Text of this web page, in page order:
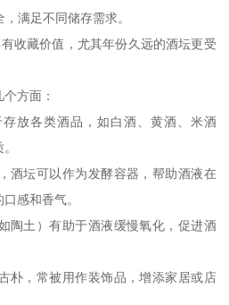
满足不同储存需求。
收藏价值，尤其年份久远的酒坛更受
方面：
放各类酒品，如白酒、黄酒、米酒
酒坛可以作为发酵容器，帮助酒液在
感和香气。
陶土）有助于酒液缓慢氧化，促进酒
朴，常被用作装饰品，增添家居或店